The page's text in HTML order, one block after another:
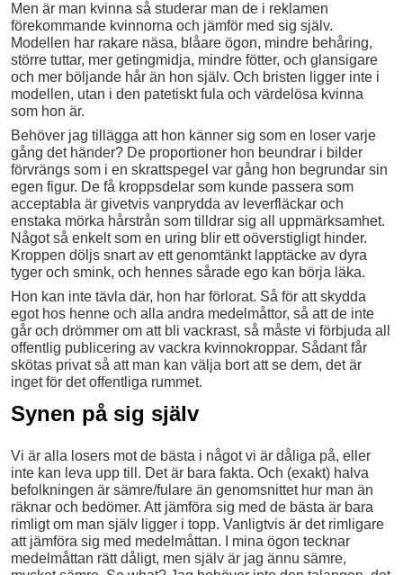
Men är man kvinna så studerar man de i reklamen
förekommande kvinnorna och jämför med sig själv.
Modellen har rakare näsa, blåare ögon, mindre behåring,
större tuttar, mer getingmidja, mindre fötter, och glansigare
och mer böljande hår än hon själv. Och bristen ligger inte i
modellen, utan i den patetiskt fula och värdelösa kvinna
som hon är.
Behöver jag tillägga att hon känner sig som en loser varje
gång det händer? De proportioner hon beundrar i bilder
förvrängs som i en skrattspegel var gång hon begrundar sin
egen figur. De få kroppsdelar som kunde passera som
acceptabla är givetvis vanprydda av leverfläckar och
enstaka mörka hårstrån som tilldrar sig all uppmärksamhet.
Något så enkelt som en uring blir ett oöverstigligt hinder.
Kroppen döljs snart av ett genomtänkt lapptäcke av dyra
tyger och smink, och hennes sårade ego kan börja läka.
Hon kan inte tävla där, hon har förlorat. Så för att skydda
egot hos henne och alla andra medelmåttor, så att de inte
går och drömmer om att bli vackrast, så måste vi förbjuda all
offentlig publicering av vackra kvinnokroppar. Sådant får
skötas privat så att man kan välja bort att se dem, det är
inget för det offentliga rummet.
Synen på sig själv
Vi är alla losers mot de bästa i något vi är dåliga på, eller
inte kan leva upp till. Det är bara fakta. Och (exakt) halva
befolkningen är sämre/fulare än genomsnittet hur man än
räknar och bedömer. Att jämföra sig med de bästa är bara
rimligt om man själv ligger i topp. Vanligtvis är det rimligare
att jämföra sig med medelmåttan. I mina ögon tecknar
medelmåttan rätt dåligt, men själv är jag ännu sämre,